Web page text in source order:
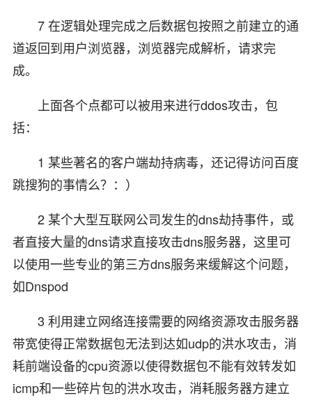
7 在逻辑处理完成之后数据包按照之前建立的通
道返回到用户浏览器，浏览器完成解析，请求完
成。
上面各个点都可以被用来进行ddos攻击，包
括：
1 某些著名的客户端劫持病毒，还记得访问百度
跳搜狗的事情么？：）
2 某个大型互联网公司发生的dns劫持事件，或
者直接大量的dns请求直接攻击dns服务器，这里可
以使用一些专业的第三方dns服务来缓解这个问题，
如Dnspod
3 利用建立网络连接需要的网络资源攻击服务器
带宽使得正常数据包无法到达如udp的洪水攻击，消
耗前端设备的cpu资源以使得数据包不能有效转发如
icmp和一些碎片包的洪水攻击，消耗服务器方建立